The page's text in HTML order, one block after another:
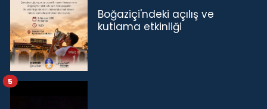
Boğaziçi'ndeki açılış ve
kutlama etkinliği
5